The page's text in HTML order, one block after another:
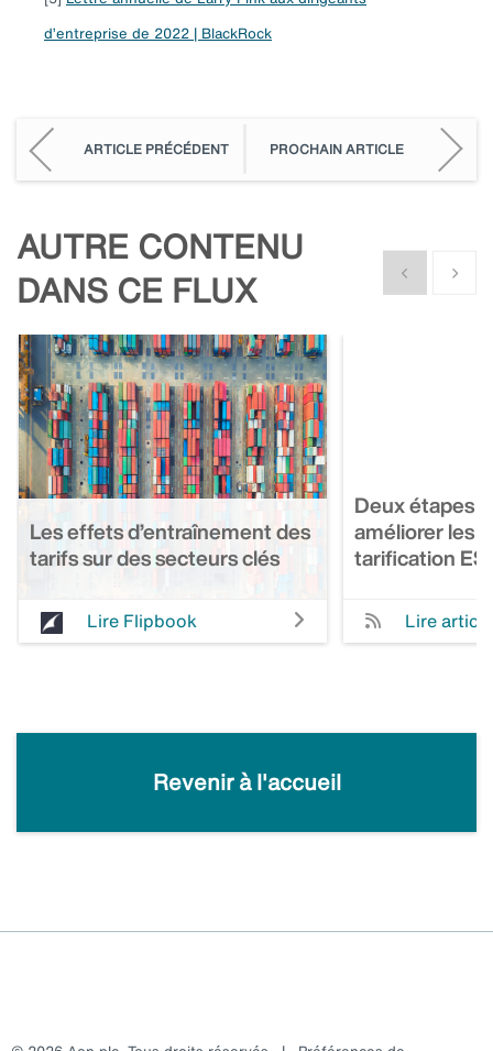
d’entreprise de 2022 | BlackRock
ARTICLE PRÉCÉDENT PROCHAIN ARTICLE
AUTRE CONTENU
DANS CE FLUX
Show previous
Show
Les effets d’entraînement des
tarifs sur des secteurs clés
Lire Flipbook
Deux étapes
améliorer les
tarification
Lire article
Revenir à l'accueil